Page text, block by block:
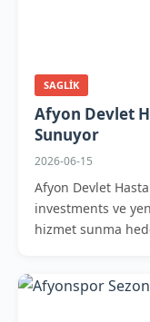
SAGLIK
Afyon Devlet
Sunuyor
2026-06-15
Afyon Devlet
investments ve
hizmet sunma